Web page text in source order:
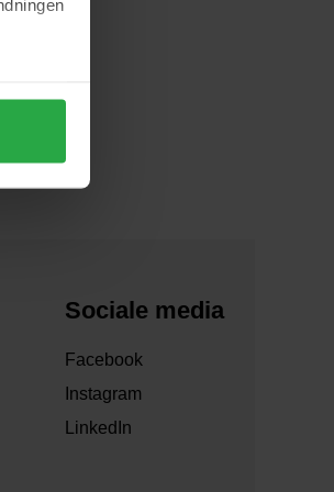
Sociale media
Facebook
Instagram
LinkedIn